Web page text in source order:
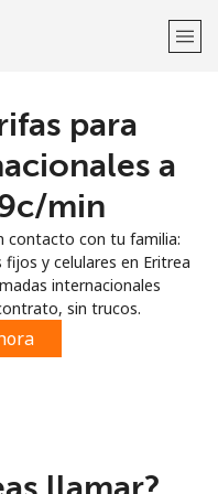
para
a
min
contacto con tu familia:
y celulares en Eritrea
internacionales
sin trucos.